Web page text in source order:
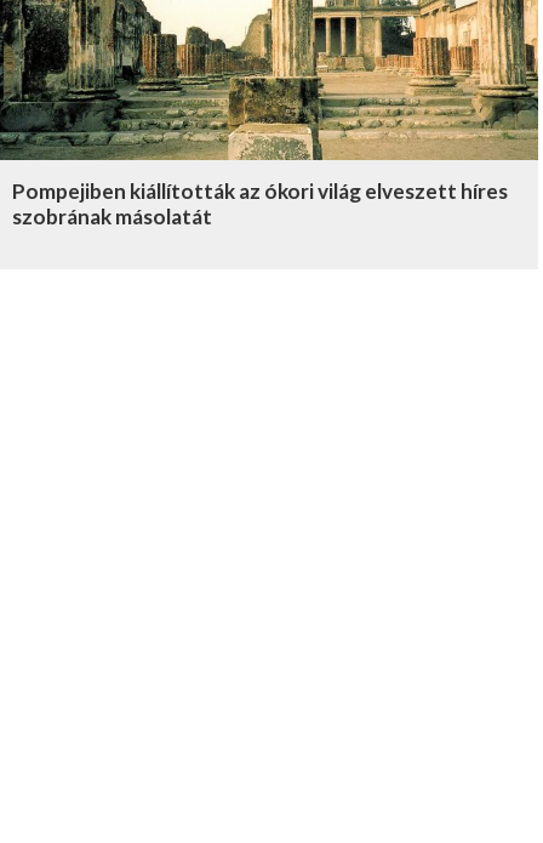
Pompejiben kiállították az ókori világ elveszett híres
szobrának másolatát